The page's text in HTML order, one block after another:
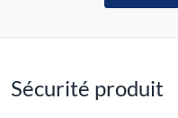
Sécurité produit